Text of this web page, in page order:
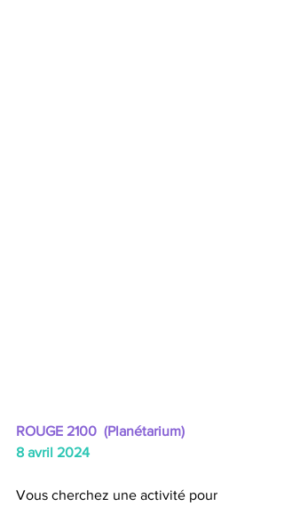
ROUGE 2100 (Planétarium)
8 avril 2024
Vous cherchez une activité pour